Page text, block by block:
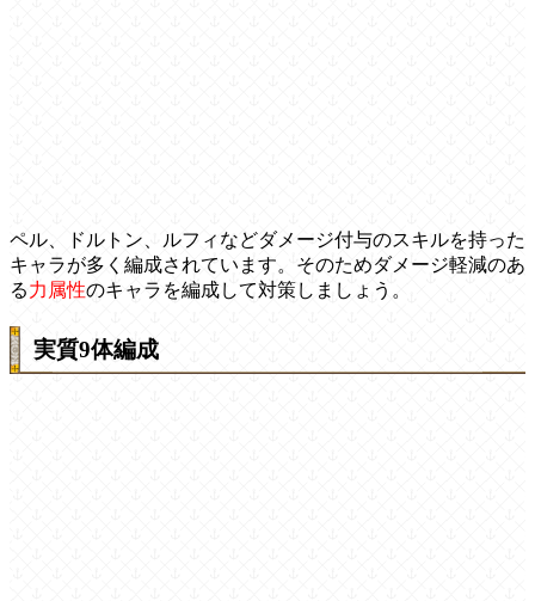
ペル、ドルトン、ルフィなどダメージ付与のスキルを持った
キャラが多く編成されています。そのためダメージ軽減のあ
る力属性のキャラを編成して対策しましょう。
実質9体編成